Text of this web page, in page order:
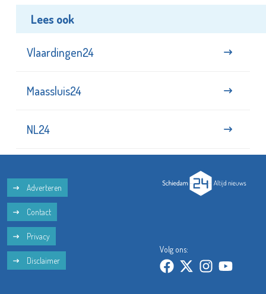
Lees ook
Vlaardingen24
Maassluis24
NL24
Adverteren
Contact
Privacy
Disclaimer
Volg ons: